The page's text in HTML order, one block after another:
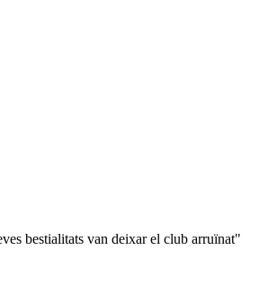
bestialitats van deixar el club arruïnat"